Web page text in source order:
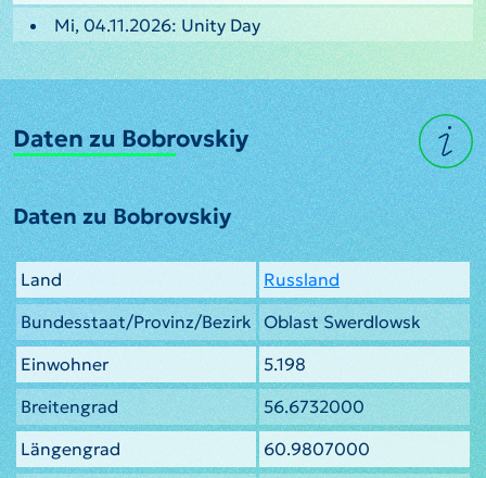
Mi, 04.11.2026: Unity Day
Daten zu Bobrovskiy
Daten zu Bobrovskiy
Land
Russland
Bundesstaat/Provinz/Bezirk Oblast Swerdlowsk
Einwohner
5.198
Breitengrad
56.6732000
Längengrad
60.9807000